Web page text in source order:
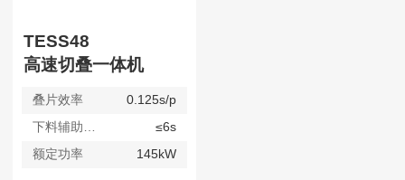
TESS48
高速切叠一体机
叠片效率
0.125s/p
≤6s
额定功率
145kW